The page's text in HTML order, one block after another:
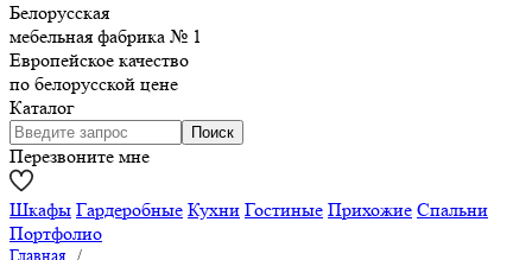
Белорусская
мебельная фабрика № 1
Европейское качество
по белорусской цене
Каталог
Перезвоните мне
Шкафы Гардеробные Кухни Гостиные Прихожие Спальни
Портфолио
Главная /